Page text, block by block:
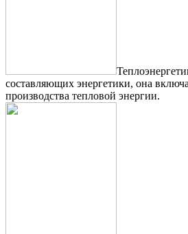
составляющих энергетики, она
производства тепловой энергии.